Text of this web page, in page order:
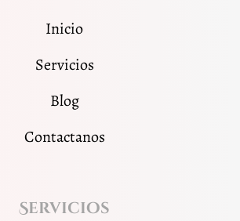
Inicio
Servicios
Blog
Contactanos
Servicios